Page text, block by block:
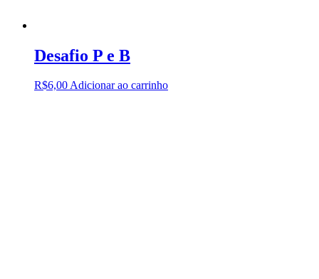
Desafio P e B
R$6,00Adicionar ao carrinho